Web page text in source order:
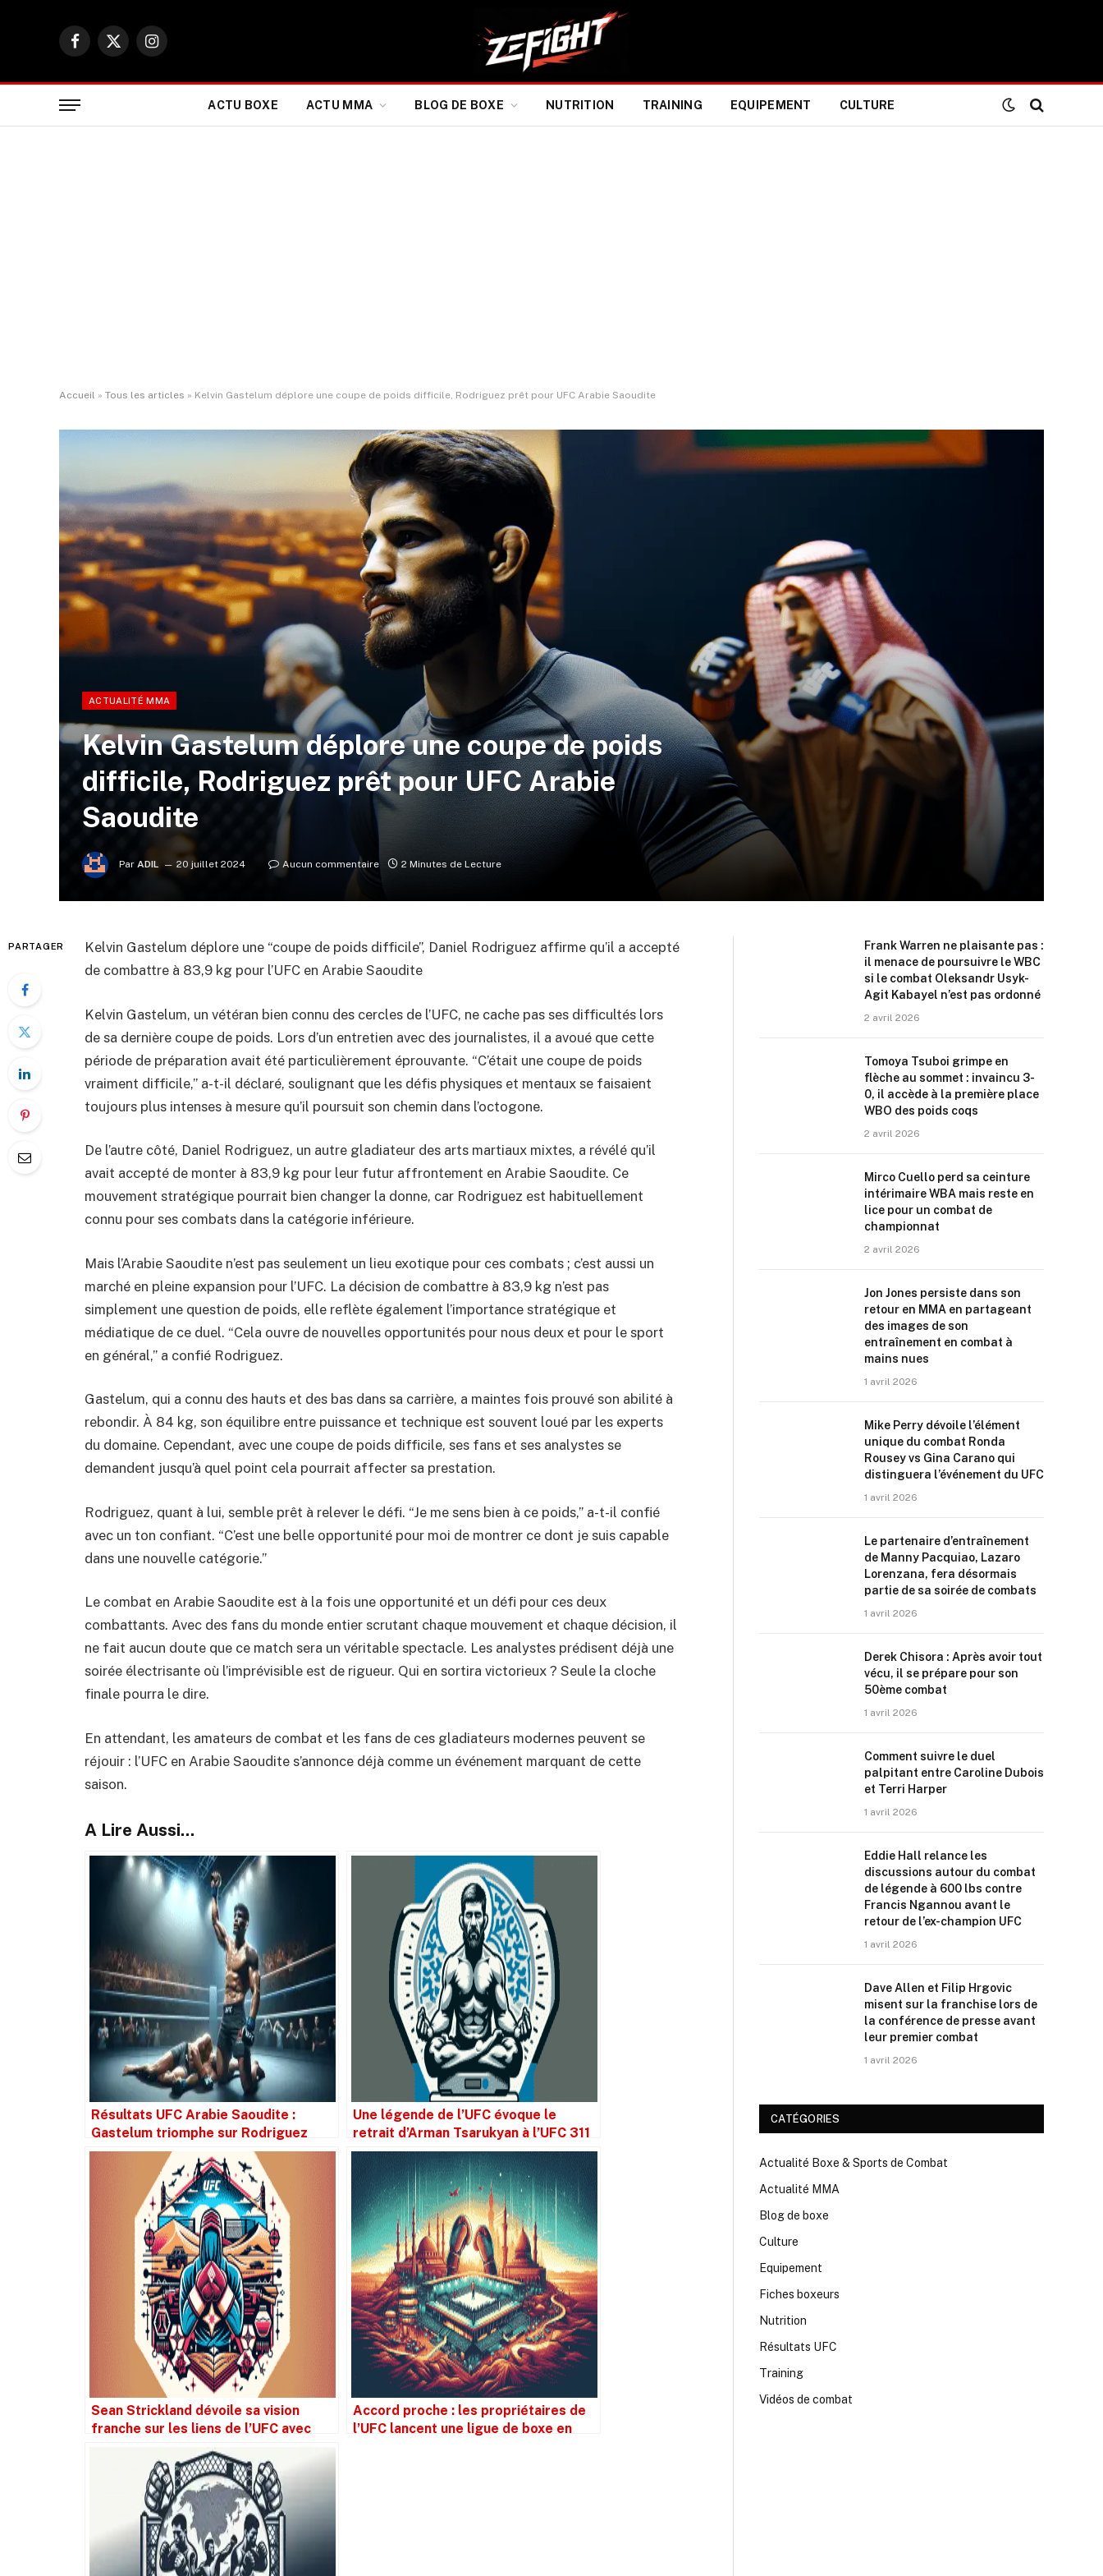
Facebook
X
Instagram
ACTU BOXE ACTU MMA BLOG DE BOXE NUTRITION TRAINING EQUIPEMENT CULTURE
Accueil » Tous les articles » Kelvin Gastelum déplore une coupe de poids difficile, Rodriguez prêt pour UFC Arabie Saoudite
ACTUALITÉ MMA
Kelvin Gastelum déplore une coupe de poids
difficile, Rodriguez prêt pour UFC Arabie
Saoudite
Par ADIL 20 juillet 2024 Aucun commentaire 2 Minutes de Lecture
PARTAGER
Kelvin Gastelum déplore une “coupe de poids difficile”, Daniel Rodriguez affirme qu’il a accepté
de combattre à 83,9 kg pour l’UFC en Arabie Saoudite
Kelvin Gastelum, un vétéran bien connu des cercles de l’UFC, ne cache pas ses difficultés lors
de sa dernière coupe de poids. Lors d’un entretien avec des journalistes, il a avoué que cette
période de préparation avait été particulièrement éprouvante. “C’était une coupe de poids
vraiment difficile,” a-t-il déclaré, soulignant que les défis physiques et mentaux se faisaient
toujours plus intenses à mesure qu’il poursuit son chemin dans l’octogone.
De l’autre côté, Daniel Rodriguez, un autre gladiateur des arts martiaux mixtes, a révélé qu’il
avait accepté de monter à 83,9 kg pour leur futur affrontement en Arabie Saoudite. Ce
mouvement stratégique pourrait bien changer la donne, car Rodriguez est habituellement
connu pour ses combats dans la catégorie inférieure.
Mais l’Arabie Saoudite n’est pas seulement un lieu exotique pour ces combats ; c’est aussi un
marché en pleine expansion pour l’UFC. La décision de combattre à 83,9 kg n’est pas
simplement une question de poids, elle reflète également l’importance stratégique et
médiatique de ce duel. “Cela ouvre de nouvelles opportunités pour nous deux et pour le sport
en général,” a confié Rodriguez.
Gastelum, qui a connu des hauts et des bas dans sa carrière, a maintes fois prouvé son abilité à
rebondir. À 84 kg, son équilibre entre puissance et technique est souvent loué par les experts
du domaine. Cependant, avec une coupe de poids difficile, ses fans et ses analystes se
demandent jusqu’à quel point cela pourrait affecter sa prestation.
Rodriguez, quant à lui, semble prêt à relever le défi. “Je me sens bien à ce poids,” a-t-il confié
avec un ton confiant. “C’est une belle opportunité pour moi de montrer ce dont je suis capable
dans une nouvelle catégorie.”
Le combat en Arabie Saoudite est à la fois une opportunité et un défi pour ces deux
combattants. Avec des fans du monde entier scrutant chaque mouvement et chaque décision, il
ne fait aucun doute que ce match sera un véritable spectacle. Les analystes prédisent déjà une
soirée électrisante où l’imprévisible est de rigueur. Qui en sortira victorieux ? Seule la cloche
finale pourra le dire.
En attendant, les amateurs de combat et les fans de ces gladiateurs modernes peuvent se
réjouir : l’UFC en Arabie Saoudite s’annonce déjà comme un événement marquant de cette
saison.
A Lire Aussi...
Résultats UFC Arabie Saoudite :
Gastelum triomphe sur Rodriguez
malgré la coupe de poids
Une légende de l’UFC évoque le
retrait d’Arman Tsarukyan à l’UFC 311
et un poids trop lourd
Sean Strickland dévoile sa vision
franche sur les liens de l’UFC avec
Accord proche : les propriétaires de
l’UFC lancent une ligue de boxe en
Frank Warren ne plaisante pas :
il menace de poursuivre le WBC
si le combat Oleksandr Usyk-
Agit Kabayel n’est pas ordonné
2 avril 2026
Tomoya Tsuboi grimpe en
flèche au sommet : invaincu 3-
0, il accède à la première place
WBO des poids coqs
2 avril 2026
Mirco Cuello perd sa ceinture
intérimaire WBA mais reste en
lice pour un combat de
championnat
2 avril 2026
Jon Jones persiste dans son
retour en MMA en partageant
des images de son
entraînement en combat à
mains nues
1 avril 2026
Mike Perry dévoile l’élément
unique du combat Ronda
Rousey vs Gina Carano qui
distinguera l’événement du UFC
1 avril 2026
Le partenaire d’entraînement
de Manny Pacquiao, Lazaro
Lorenzana, fera désormais
partie de sa soirée de combats
1 avril 2026
Derek Chisora : Après avoir tout
vécu, il se prépare pour son
50ème combat
1 avril 2026
Comment suivre le duel
palpitant entre Caroline Dubois
et Terri Harper
1 avril 2026
Eddie Hall relance les
discussions autour du combat
de légende à 600 lbs contre
Francis Ngannou avant le
retour de l’ex-champion UFC
1 avril 2026
Dave Allen et Filip Hrgovic
misent sur la franchise lors de
la conférence de presse avant
leur premier combat
1 avril 2026
CATÉGORIES
Actualité Boxe & Sports de Combat
Actualité MMA
Blog de boxe
Culture
Equipement
Fiches boxeurs
Nutrition
Résultats UFC
Training
Vidéos de combat